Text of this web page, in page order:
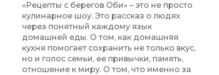
«Рецепты с берегов Оби» – это не просто
кулинарное шоу. Это рассказ о людях
через понятный каждому язык
домашней еды. О том, как домашняя
кухня помогает сохранить не только вкус,
но и голос семьи, ее привычки, память,
отношение к миру. О том, что именно за